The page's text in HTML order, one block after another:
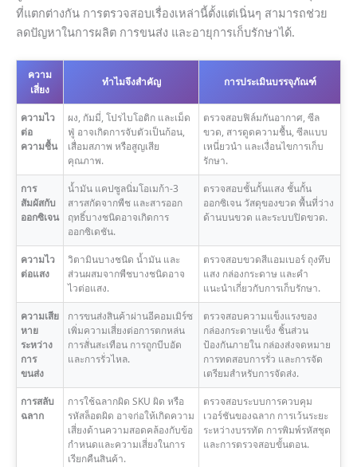
ที่แตกต่างกัน การตรวจสอบเรื่องเหล่านี้ตั้งแต่เนิ่นๆ สามารถช่วย
ลดปัญหาในการผลิต การขนส่ง และอายุการเก็บรักษาได้.
ความ
เสี่ยง
ทำไมจึงสำคัญ การประเมินบรรจุภัณฑ์
ความไว
ต่อ
ความชื้น
ผง, กัมมี่, โปรไบโอติก และเม็ด
ฟู่ อาจเกิดการจับตัวเป็นก้อน,
เสื่อมสภาพ หรือสูญเสีย
คุณภาพ.
ตรวจสอบฟิล์มกันอากาศ, ซีล
ขวด, สารดูดความชื้น, ซีลแบบ
เหนี่ยวนำ และเงื่อนไขการเก็บ
รักษา.
การ
สัมผัสกับ
ออกซิเจน
น้ำมัน แคปซูลนิ่มโอเมก้า-3
สารสกัดจากพืช และสารออก
ฤทธิ์บางชนิดอาจเกิดการ
ออกซิเดชัน.
ตรวจสอบชั้นกั้นแสง ชั้นกั้น
ออกซิเจน วัสดุของขวด พื้นที่ว่าง
ด้านบนขวด และระบบปิดขวด.
ความไว
ต่อแสง
วิตามินบางชนิด น้ำมัน และ
ส่วนผสมจากพืชบางชนิดอาจ
ไวต่อแสง.
ตรวจสอบขวดสีแอมเบอร์ ถุงทึบ
แสง กล่องกระดาษ และคำ
แนะนำเกี่ยวกับการเก็บรักษา.
ความเสีย
หาย
ระหว่าง
การ
ขนส่ง
การขนส่งสินค้าผ่านอีคอมเมิร์ซ
เพิ่มความเสี่ยงต่อการตกหล่น
การสั่นสะเทือน การถูกบีบอัด
และการรั่วไหล.
ตรวจสอบความแข็งแรงของ
กล่องกระดาษแข็ง ชิ้นส่วน
ป้องกันภายใน กล่องส่งจดหมาย
การทดสอบการรั่ว และการจัด
เตรียมสำหรับการจัดส่ง.
การสลับ
ฉลาก
การใช้ฉลากผิด SKU ผิด หรือ
รหัสล็อตผิด อาจก่อให้เกิดความ
เสี่ยงด้านความสอดคล้องกับข้อ
กำหนดและความเสี่ยงในการ
เรียกคืนสินค้า.
ตรวจสอบระบบการควบคุม
เวอร์ชันของฉลาก การเว้นระยะ
ระหว่างบรรทัด การพิมพ์รหัสชุด
และการตรวจสอบขั้นตอน.